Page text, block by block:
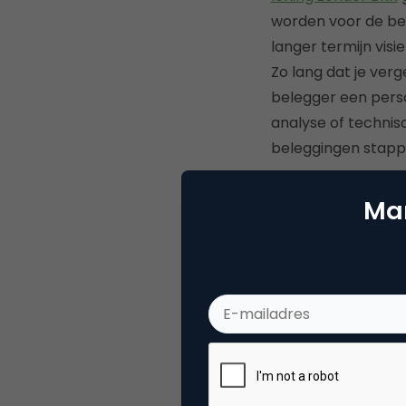
worden voor de
langer termijn
Zo lang dat je
belegger een
analyse of
beleggingen
Geld lenen zonder
jaren kan
te hebben in de
zal je
Dit artikel